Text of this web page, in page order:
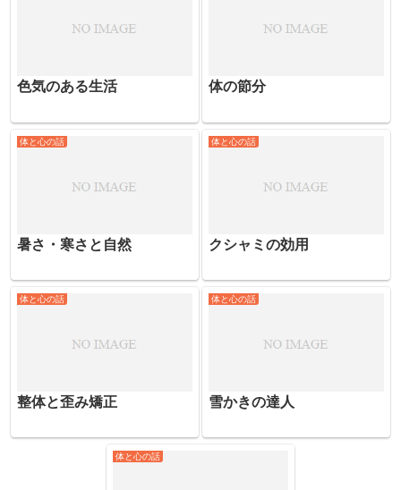
色気のある生活 体の節分
体と心の話
暑さ・寒さと自然
体と心の話
クシャミの効用
体と心の話
整体と歪み矯正
体と心の話
雪かきの達人
体と心の話